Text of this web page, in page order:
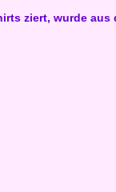
ziert, wurde